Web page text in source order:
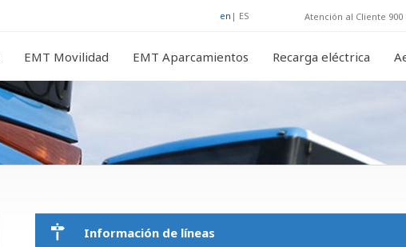
en | ES Atención al Cliente 900
EMT Movilidad EMT Aparcamientos Recarga eléctrica
Información de líneas